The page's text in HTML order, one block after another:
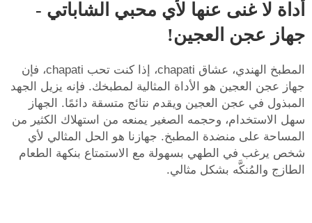
أداة لا غنى عنها لأي محبي الشاباتي -
جهاز عجن العجين!
المطبخ الهندي، عشاق chapati، إذا كنت تحب chapati، فإن
جهاز عجن العجين هو الأداة المثالية لمطبخك. فإنه يزيل الجهد
المبذول في عجن العجين ويقدم نتائج متسقة دائمًا. الجهاز
سهل الاستخدام، وحجمه الصغير يمنعه من استهلاك الكثير من
المساحة على منضدة المطبخ. جهازنا هو الحل المثالي لأي
شخص يرغب في الطهي بسهولة مع الاستمتاع بنكهة الطعام
الطازج والمُنكَّه بشكل مثالي.